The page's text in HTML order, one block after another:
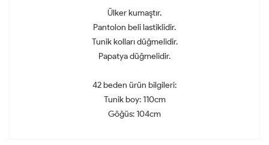
Ülker kumaştır.
Pantolon beli lastiklidir.
Tunik kolları düğmelidir.
Papatya düğmelidir.
42 beden ürün bilgileri:
Tunik boy: 110cm
Göğüs: 104cm